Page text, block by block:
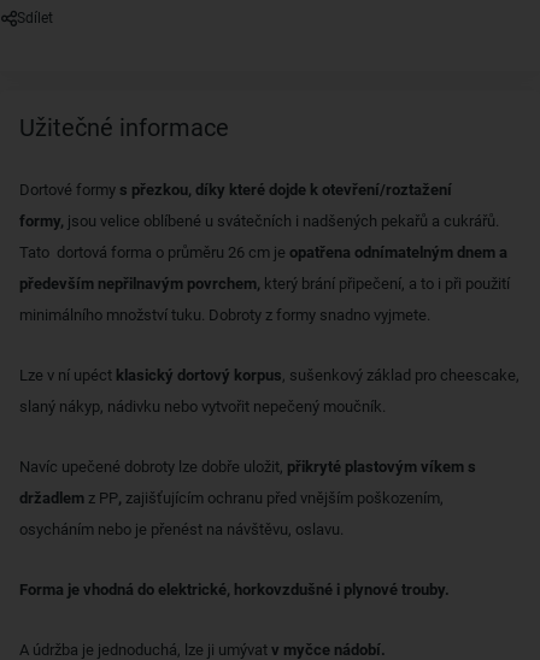
Sdílet
Užitečné informace
Dortové formy s přezkou, díky které dojde k otevření/roztažení
formy, jsou velice oblíbené u svátečních i nadšených pekařů a cukrářů.
Tato dortová forma o průměru 26 cm je opatřena odnímatelným dnem a
především nepřilnavým povrchem, který brání připečení, a to i při použití
minimálního množství tuku. Dobroty z formy snadno vyjmete.
Lze v ní upéct klasický dortový korpus, sušenkový základ pro cheescake,
slaný nákyp, nádivku nebo vytvořit nepečený moučník.
Navíc upečené dobroty lze dobře uložit, přikryté plastovým víkem s
držadlem z PP, zajišťujícím ochranu před vnějším poškozením,
osycháním nebo je přenést na návštěvu, oslavu.
Forma je vhodná do elektrické, horkovzdušné i plynové trouby.
A údržba je jednoduchá, lze ji umývat v myčce nádobí.